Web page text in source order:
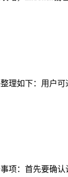
理如下：用户
项：首先要确